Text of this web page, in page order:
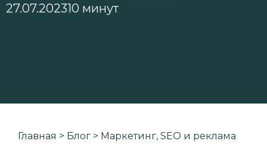
27.07.202310 минут
Главная > Блог > Маркетинг, SEO и реклама